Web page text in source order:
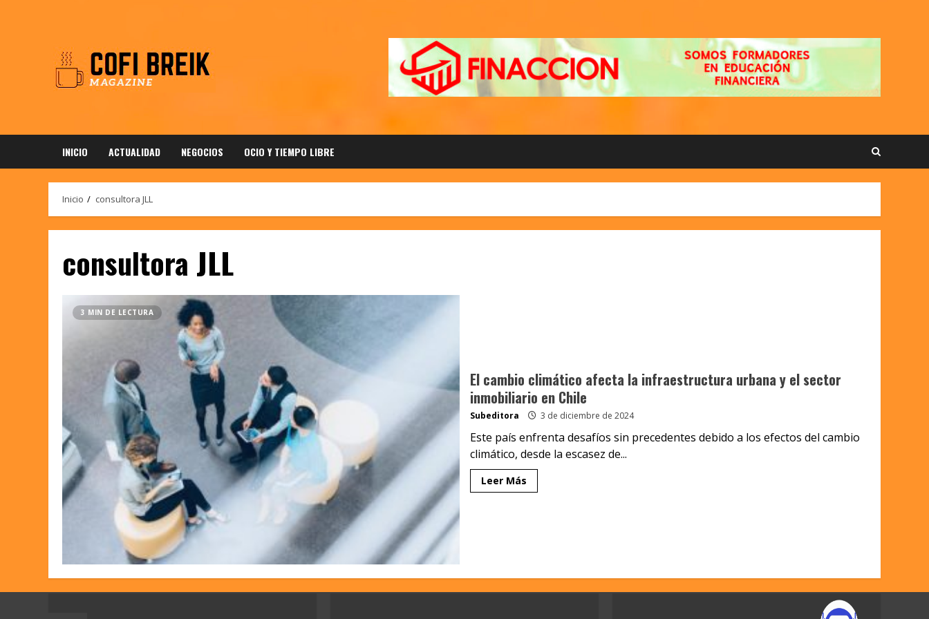
INICIO ACTUALIDAD NEGOCIOS OCIO Y TIEMPO LIBRE
Inicio consultora JLL
consultora JLL
3 MIN DE LECTURA
El cambio climático afecta la infraestructura urbana y el sector
inmobiliario en Chile
Subeditora 3 de diciembre de 2024
Este país enfrenta desafíos sin precedentes debido a los efectos del cambio
climático, desde la escasez de...
Leer Más